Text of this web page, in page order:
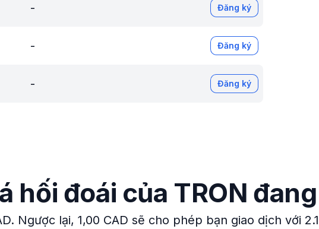
- Đăng ký
- Đăng ký
- Đăng ký
hối đoái của TRON
Ngược lại, 1,00 CAD sẽ cho phép bạn giao dịch với